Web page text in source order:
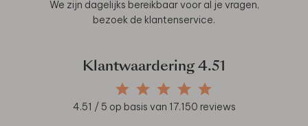
We zijn dagelijks bereikbaar voor al je vragen,
bezoek de klantenservice.
Klantwaardering 4.51
4.51 / 5 op basis van 17.150 reviews